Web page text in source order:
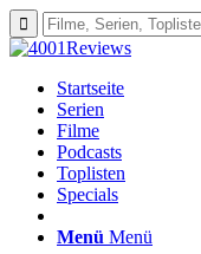
Startseite
Serien
Filme
Podcasts
Toplisten
Specials
Menü Menü